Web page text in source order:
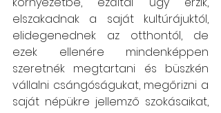
elszakadnak a saját kultúrájuktól,
elidegenednek az otthontól, de
ezek ellenére mindenképpen
szeretnék megtartani és büszkén
vállalni csángóságukat, megőrizni a
saját népükre jellemző szokásaikat,